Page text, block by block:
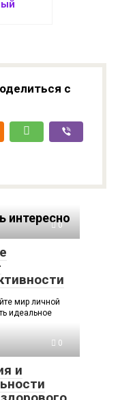
с
с
0
мир личной
идеальное
0
и